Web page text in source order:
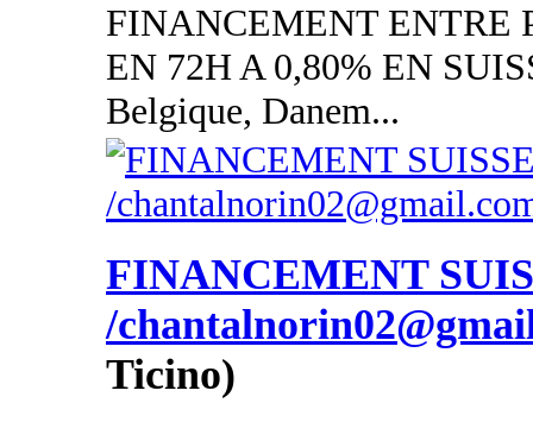
FINANCEMENT ENTRE
EN 72H A 0,80% EN
Belgique, Danem...
FINANCEMENT
/
Ticino)